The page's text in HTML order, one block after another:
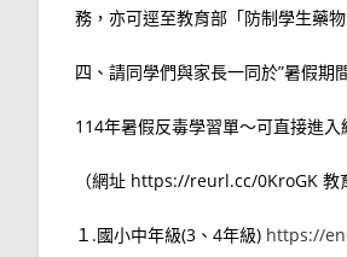
務，亦可逕至教育部「防制學生藥
四、請同學們與家長一同於”暑假期
114年暑假反毒學習單～可直接進
（網址 https://reurl.cc/0KroGK 教
１.國小中年級(3、4年級) https://